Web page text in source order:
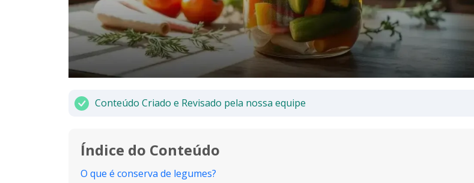
Conteúdo Criado e Revisado pela nossa equipe
Índice do Conteúdo
O que é conserva de legumes?